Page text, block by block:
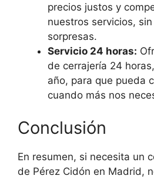
precios justos y
nuestros servicios,
sorpresas.
Servicio 24 horas:
de cerrajería 24
año, para que pueda
cuando más nos
Conclusión
En resumen, si necesita un
de Pérez Cidón en Madrid,